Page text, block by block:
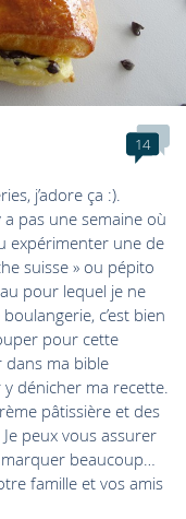
14
j’adore ça :).
a pas une semaine où
expérimenter une de
suisse » ou pépito
pour lequel je ne
c’est bien
pour cette
dans ma bible
dénicher ma recette.
pâtissière et des
peux vous assurer
beaucoup…
famille et vos amis